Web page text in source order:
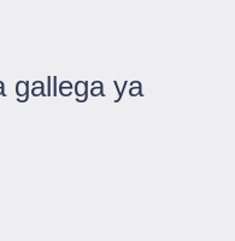
gallega ya